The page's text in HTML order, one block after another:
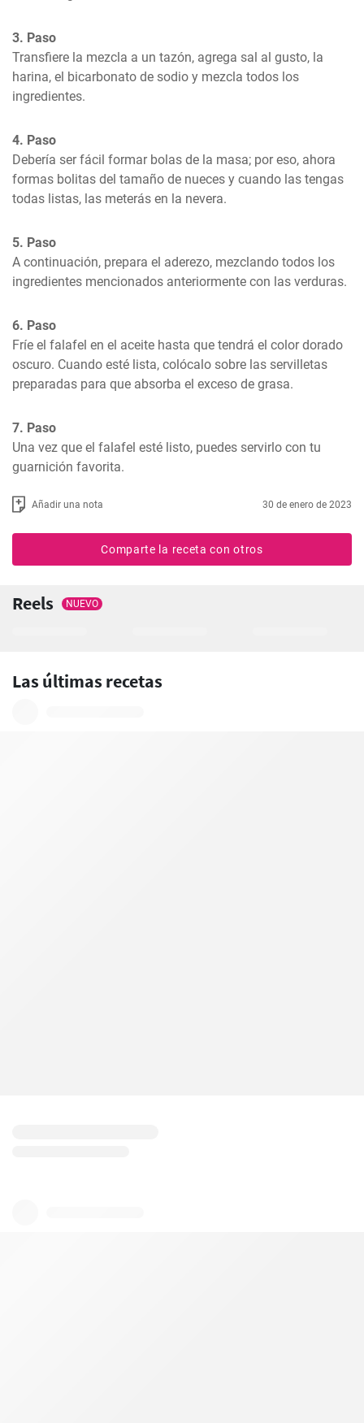
3. Paso
Transfiere la mezcla a un tazón, agrega sal al gusto, la
harina, el bicarbonato de sodio y mezcla todos los
ingredientes.
4. Paso
Debería ser fácil formar bolas de la masa; por eso, ahora
formas bolitas del tamaño de nueces y cuando las tengas
todas listas, las meterás en la nevera.
5. Paso
A continuación, prepara el aderezo, mezclando todos los
ingredientes mencionados anteriormente con las verduras.
6. Paso
Fríe el falafel en el aceite hasta que tendrá el color dorado
oscuro. Cuando esté lista, colócalo sobre las servilletas
preparadas para que absorba el exceso de grasa.
7. Paso
Una vez que el falafel esté listo, puedes servirlo con tu
guarnición favorita.
Añadir una nota 30 de enero de 2023
Comparte la receta con otros
Reels NUEVO
Las últimas recetas